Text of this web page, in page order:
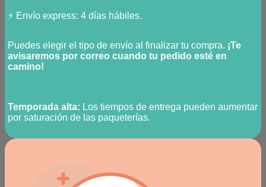
⚡ Envío express: 4 días hábiles.
Puedes elegir el tipo de envío al finalizar tu compra. ¡Te
avisaremos por correo cuando tu pedido esté en
camino!
Temporada alta: Los tiempos de entrega pueden aumentar
por saturación de las paqueterías.